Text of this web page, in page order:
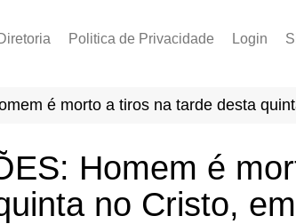
PCCR 2022
Tabela de Venc. 2025
Politica de Privacidade Login
é morto a tiros na tarde desta
Homem é
no Cristo, em